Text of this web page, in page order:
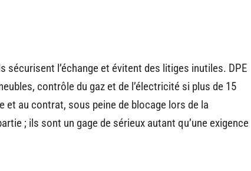
sécurisent l’échange et évitent des litiges inutiles. DPE
contrôle du gaz et de l’électricité si plus de 15
et au contrat, sous peine de blocage lors de la
; ils sont un gage de sérieux autant qu’une exigence